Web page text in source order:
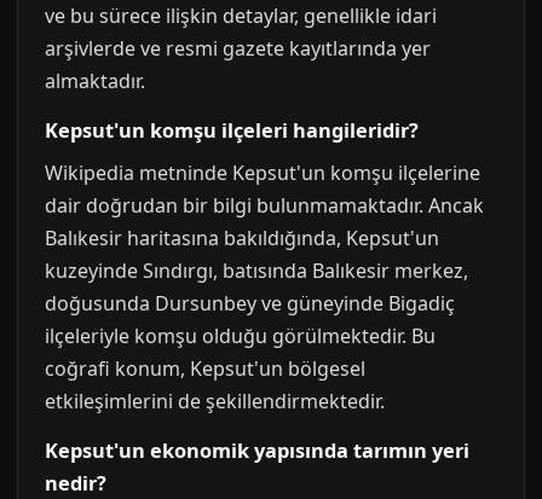
ve bu sürece ilişkin detaylar, genellikle idari
arşivlerde ve resmi gazete kayıtlarında yer
almaktadır.
Kepsut'un komşu ilçeleri hangileridir?
Wikipedia metninde Kepsut'un komşu ilçelerine
dair doğrudan bir bilgi bulunmamaktadır. Ancak
Balıkesir haritasına bakıldığında, Kepsut'un
kuzeyinde Sındırgı, batısında Balıkesir merkez,
doğusunda Dursunbey ve güneyinde Bigadiç
ilçeleriyle komşu olduğu görülmektedir. Bu
coğrafi konum, Kepsut'un bölgesel
etkileşimlerini de şekillendirmektedir.
Kepsut'un ekonomik yapısında tarımın yeri
nedir?